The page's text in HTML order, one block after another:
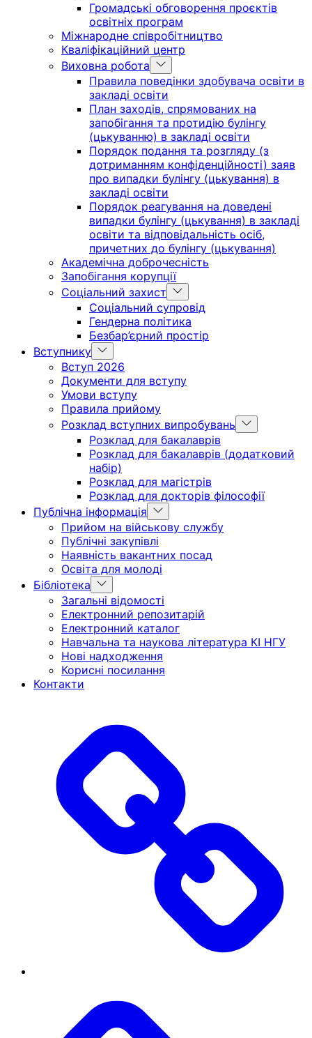
Громадські обговорення проєктів
освітніх програм
Міжнародне співробітництво
Кваліфікаційний центр
Виховна робота
Show
sub
menu
Правила поведінки здобувача освіти в
закладі освіти
План заходів, спрямованих на
запобігання та протидію булінгу
(цькуванню) в закладі освіти
Порядок подання та розгляду (з
дотриманням конфіденційності) заяв
про випадки булінгу (цькування) в
закладі освіти
Порядок реагування на доведені
випадки булінгу (цькування) в закладі
освіти та відповідальність осіб,
причетних до булінгу (цькування)
Академічна доброчесність
Запобігання корупції
Соціальний захист
Show
sub
menu
Соціальний супровід
Гендерна політика
Безбар’єрний простір
Вступнику Show
sub
menu
Вступ 2026
Документи для вступу
Умови вступу
Правила прийому
Розклад вступних випробувань
Show
sub
Розклад для бакалаврів
Розклад для бакалаврів (додатковий
набір)
Розклад для магістрів
Розклад для докторів філософії
Публічна інформація
Show
sub
menu
Прийом на військову службу
Публічні закупівлі
Наявність вакантних посад
Освіта для молоді
Бібліотека
Show
sub
menu
Загальні відомості
Електронний репозитарій
Електронний каталог
Навчальна та наукова література КІ НГУ
Нові надходження
Корисні посилання
Контакти